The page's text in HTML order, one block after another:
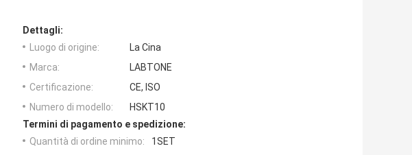
Dettagli:
Luogo di origine:
La Cina
Marca:
LABTONE
Certificazione:
CE, ISO
Numero di modello:
HSKT10
Termini di pagamento e spedizione:
Quantità di ordine minimo:
1SET